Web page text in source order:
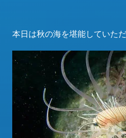
本日は秋の海を堪能していた